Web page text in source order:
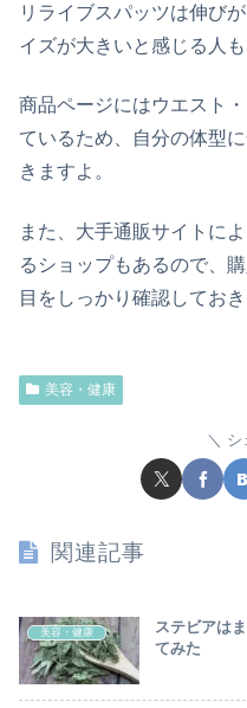
リライブスパッツは伸び
イズが大きいと感じる人
商品ページにはウエスト
ているため、自分の体型
きますよ。
また、大手通販サイトに
るショップもあるので、
目をしっかり確認しておき
美容・健康
シ
関連記事
美容・健康
ステビアは
てみた